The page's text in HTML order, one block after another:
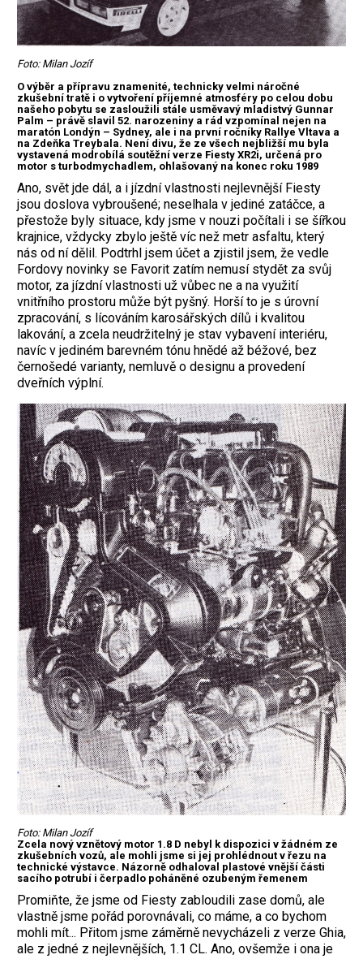
Foto: Milan Jozíf
O výběr a přípravu znamenité, technicky velmi náročné
zkušební tratě i o vytvoření příjemné atmosféry po celou dobu
našeho pobytu se zasloužili stále usměvavý mladistvý Gunnar
Palm – právě slavil 52. narozeniny a rád vzpomínal nejen na
maratón Londýn – Sydney, ale i na první ročníky Rallye Vltava a
na Zdeňka Treybala. Není divu, že ze všech nejbližší mu byla
vystavená modrobílá soutěžní verze Fiesty XR2i, určená pro
motor s turbodmychadlem, ohlašovaný na konec roku 1989
Ano, svět jde dál, a i jízdní vlastnosti nejlevnější Fiesty
jsou doslova vybroušené; neselhala v jediné zatáčce, a
přestože byly situace, kdy jsme v nouzi počítali i se šířkou
krajnice, vždycky zbylo ještě víc než metr asfaltu, který
nás od ní dělil. Podtrhl jsem účet a zjistil jsem, že vedle
Fordovy novinky se Favorit zatím nemusí stydět za svůj
motor, za jízdní vlastnosti už vůbec ne a na využití
vnitřního prostoru může být pyšný. Horší to je s úrovní
zpracování, s lícováním karosářských dílů i kvalitou
lakování, a zcela neudržitelný je stav vybavení interiéru,
navíc v jediném barevném tónu hnědé až béžové, bez
černošedé varianty, nemluvě o designu a provedení
dveřních výplní.
Foto: Milan Jozíf
Zcela nový vznětový motor 1.8 D nebyl k dispozici v žádném ze
zkušebních vozů, ale mohli jsme si jej prohlédnout v řezu na
technické výstavce. Názorně odhaloval plastové vnější části
sacího potrubí i čerpadlo poháněné ozubeným řemenem
Promiňte, že jsme od Fiesty zabloudili zase domů, ale
vlastně jsme pořád porovnávali, co máme, a co bychom
mohli mít... Přitom jsme záměrně nevycházeli z verze Ghia,
ale z jedné z nejlevnějších, 1.1 CL. Ano, ovšemže i ona je